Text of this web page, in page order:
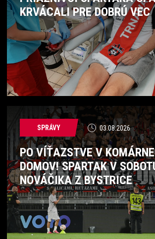
KRVÁCALI PRE DOBRÚ VEC
SPRÁVY 03.08.2026
PO VÍŤAZSTVE V
DOMOV! SPARTAK V
NOVÁČIKA Z BYSTRICE